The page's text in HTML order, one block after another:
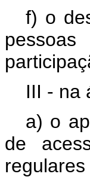
f) o
III - na
a) o
de